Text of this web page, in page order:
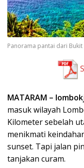
Panorama pantai dari
MATARAM –
masuk wilayah
Kilometer sebelah
menikmati
sunset. Tapi jalan
tanjakan curam.